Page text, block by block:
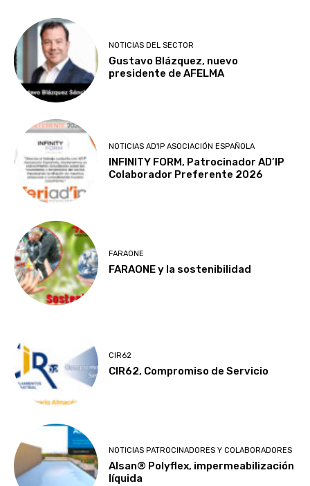
NOTICIAS DEL SECTOR
Gustavo Blázquez, nuevo
presidente de AFELMA
NOTICIAS AD'IP ASOCIACIÓN ESPAÑOLA
INFINITY FORM, Patrocinador AD’IP
Colaborador Preferente 2026
FARAONE
FARAONE y la sostenibilidad
CIR62
CIR62, Compromiso de Servicio
NOTICIAS PATROCINADORES Y COLABORADORES
Alsan® Polyflex, impermeabilización
líquida